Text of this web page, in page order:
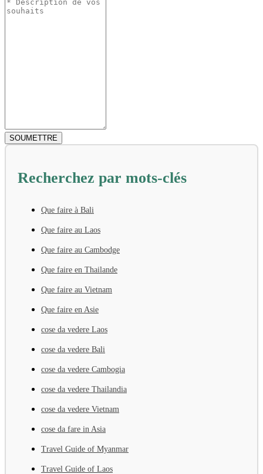
Recherchez par mots-clés
Que faire à Bali
Que faire au Laos
Que faire au Cambodge
Que faire en Thailande
Que faire au Vietnam
Que faire en Asie
cose da vedere Laos
cose da vedere Bali
cose da vedere Cambogia
cose da vedere Thailandia
cose da vedere Vietnam
cose da fare in Asia
Travel Guide of Myanmar
Travel Guide of Laos